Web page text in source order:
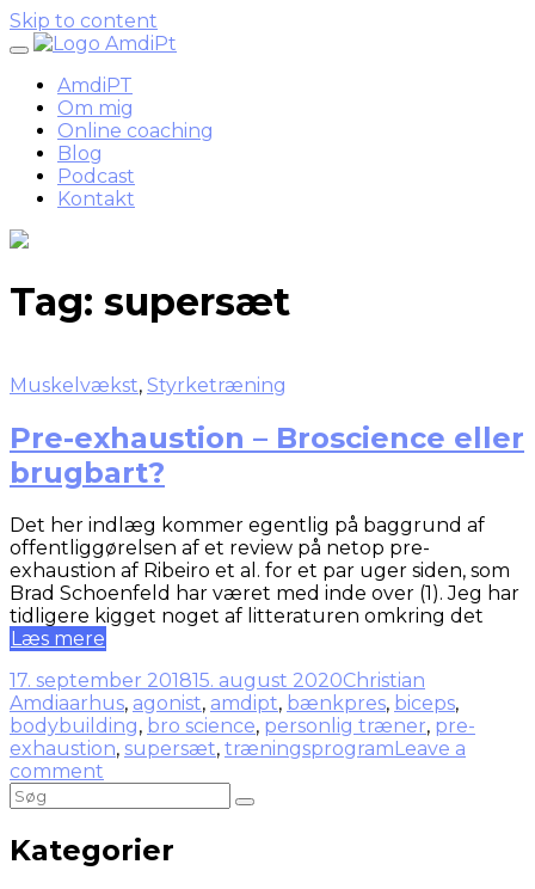
Skip to content
AmdiPT
Om mig
Online coaching
Blog
Podcast
Kontakt
Tag: supersæt
Muskelvækst, Styrketræning
Pre-exhaustion – Broscience eller
brugbart?
Det her indlæg kommer egentlig på baggrund af
offentliggørelsen af et review på netop pre-
exhaustion af Ribeiro et al. for et par uger siden, som
Brad Schoenfeld har været med inde over (1). Jeg har
tidligere kigget noget af litteraturen omkring det
Læs mere
17. september 201815. august 2020Christian
Amdiaarhus, agonist, amdipt, bænkpres, biceps,
bodybuilding, bro science, personlig træner, pre-
exhaustion, supersæt, træningsprogramLeave a
comment
Kategorier